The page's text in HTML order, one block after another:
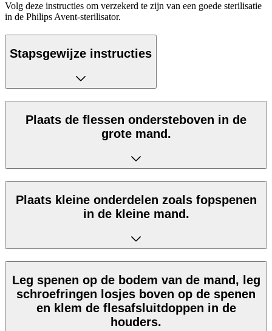
Volg deze instructies om verzekerd te zijn van een goede sterilisatie
in de Philips Avent-sterilisator.
Stapsgewijze instructies
Plaats de flessen ondersteboven in de
grote mand.
Plaats kleine onderdelen zoals fopspenen
in de kleine mand.
Leg spenen op de bodem van de mand, leg
schroefringen losjes boven op de spenen
en klem de flesafsluitdoppen in de
houders.